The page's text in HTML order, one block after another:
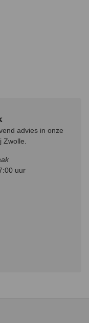
Dit
ondergrond worden
wand te
wandplaat verplicht.
onbewerkt en droog
15% is ideaal.
is 40 cm en het
blokken gemakkelijk
advies in onze
uur